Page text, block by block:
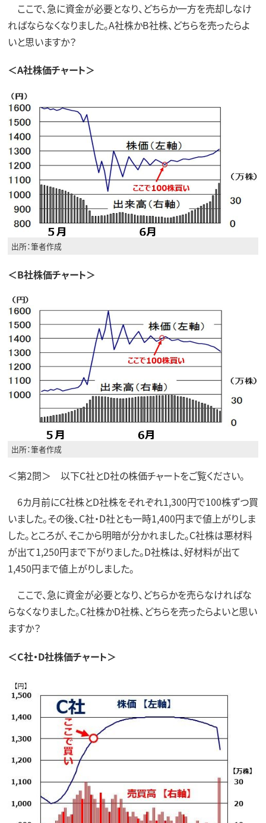
ここで、急に資金が必要となり、どちらか一方を売却しなけ
ればならなくなりました。A社株かB社株、どちらを売ったらよ
いと思いますか？
＜A社株価チャート＞
出所：筆者作成
＜B社株価チャート＞
出所：筆者作成
＜第2問＞ 以下C社とD社の株価チャートをご覧ください。
6カ月前にC社株とD社株をそれぞれ1,300円で100株ずつ買
いました。その後、C社・D社とも一時1,400円まで値上がりしま
した。ところが、そこから明暗が分かれました。C社株は悪材料
が出て1,250円まで下がりました。D社株は、好材料が出て
1,450円まで値上がりしました。
ここで、急に資金が必要となり、どちらかを売らなければな
らなくなりました。C社株かD社株、どちらを売ったらよいと思い
ますか？
＜C社・D社株価チャート＞